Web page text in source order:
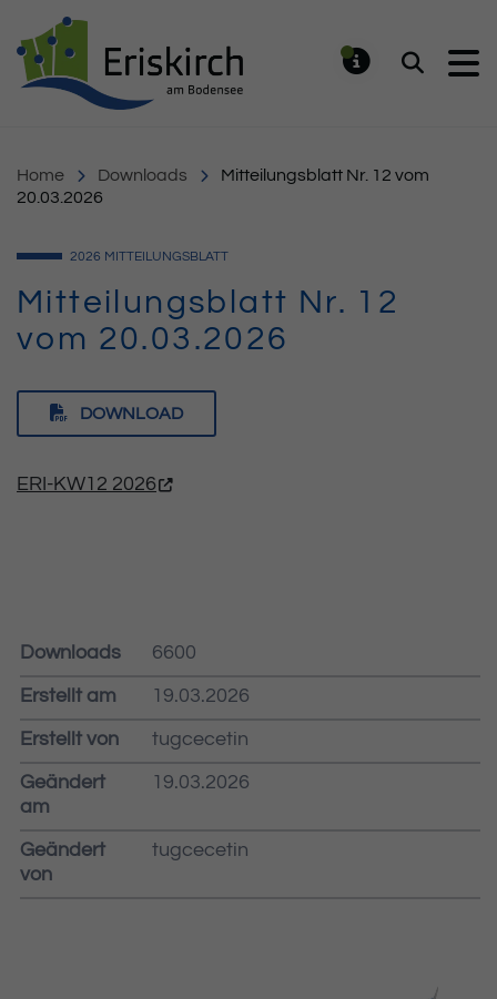
Suchen
Home Downloads
Mitteilungsblatt Nr. 12 vom
20.03.2026
2026 MITTEILUNGSBLATT
Mitteilungsblatt Nr. 12
vom 20.03.2026
DOWNLOAD
ERI-KW12 2026
Downloads 6600
Erstellt am 19.03.2026
Erstellt von tugcecetin
Geändert
am
19.03.2026
Geändert
von
tugcecetin